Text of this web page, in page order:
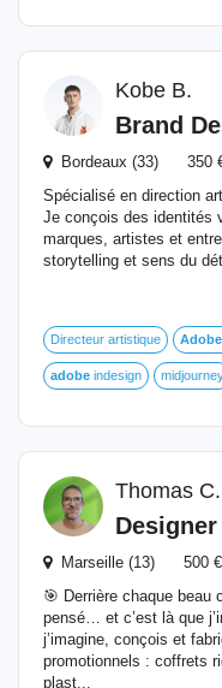
Kobe B.
Brand
Bordeaux (33) 350
Spécialisé en direction
Je conçois des identités
marques, artistes et
storytelling et sens du
Directeur artistique Adobe
adobe indesign
Thomas C.
Marseille (13) 500 €
🎯 Derrière chaque beau
pensé… et c’est là que
j’imagine, conçois et
promotionnels : coffrets
plast...